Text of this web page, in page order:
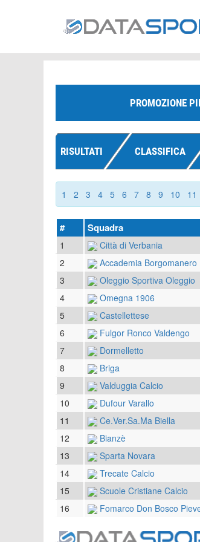
PROMOZIONE
RISULTATI CLASSIFICA
1 2 3 4 5 6 7 8 9 10 11
# Squadra
1 Città di Verbania
2
Accademia Borgomanero
3
Oleggio Sportiva Oleggio
4
Omegna 1906
5
Castellettese
6
Fulgor Ronco Valdengo
7
Dormelletto
8
Briga
9
Valduggia Calcio
10
Dufour Varallo
11
Ce.Ver.Sa.Ma Biella
12
Bianzè
13
Sparta Novara
14
Trecate Calcio
15
Scuole Cristiane Calcio
16
Fomarco Don Bosco